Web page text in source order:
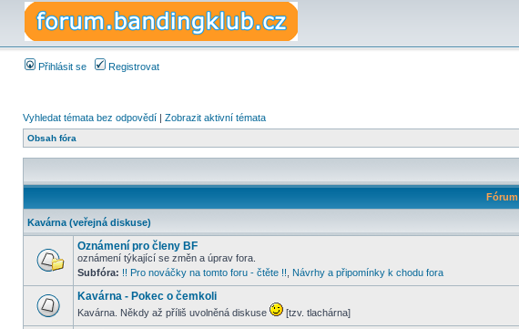
Přihlásit se Registrovat
Vyhledat témata bez odpovědí | Zobrazit aktivní témata
Obsah fóra
Fórum
Kavárna (veřejná diskuse)
Oznámení pro členy BF
oznámení týkající se změn a úprav fora.
Subfóra: !! Pro nováčky na tomto foru - čtěte !! Návrhy a připomínky k chodu fora
Kavárna - Pokec o čemkoli
Kavárna. Někdy až příliš uvolněná diskuse [tzv. tlachárna]